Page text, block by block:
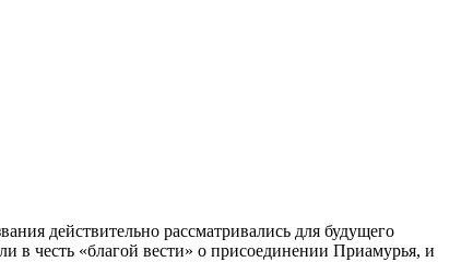
действительно рассматривались для будущего
в честь «благой вести» о присоединении Приамурья, и